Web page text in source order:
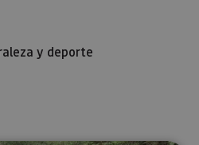
y deporte